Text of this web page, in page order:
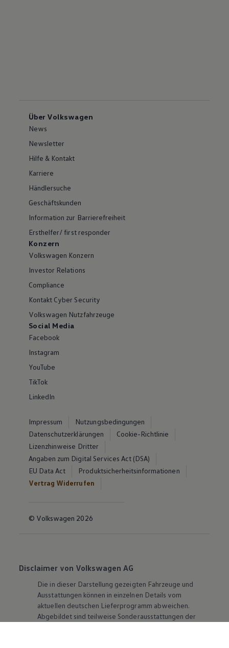
Über Volkswagen
News
Newsletter
Hilfe & Kontakt
Karriere
Händlersuche
Geschäftskunden
Information zur Barrierefreiheit
Ersthelfer/ first responder
Konzern
Volkswagen Konzern
Investor Relations
Compliance
Kontakt Cyber Security
Volkswagen Nutzfahrzeuge
Social Media
Facebook
Instagram
YouTube
TikTok
LinkedIn
Impressum
Nutzungsbedingungen
Datenschutzerklärungen
Cookie-Richtlinie
Lizenzhinweise Dritter
Angaben zum Digital Services Act (DSA)
EU Data Act
Produktsicherheitsinformationen
Vertrag Widerrufen
© Volkswagen 2026
Disclaimer von Volkswagen AG
Die in dieser Darstellung gezeigten Fahrzeuge und
Ausstattungen können in einzelnen Details vom
aktuellen deutschen Lieferprogramm abweichen.
Abgebildet sind teilweise Sonderausstattungen der